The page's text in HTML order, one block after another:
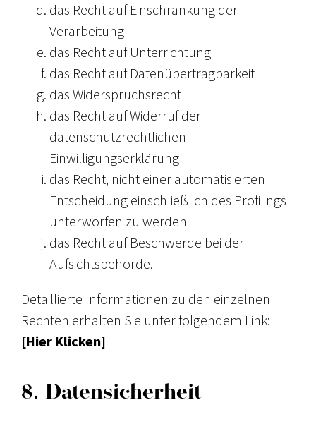
das Recht auf Einschränkung der
Verarbeitung
das Recht auf Unterrichtung
das Recht auf Datenübertragbarkeit
das Widerspruchsrecht
das Recht auf Widerruf der
datenschutzrechtlichen
Einwilligungserklärung
das Recht, nicht einer automatisierten
Entscheidung einschließlich des Profilings
unterworfen zu werden
das Recht auf Beschwerde bei der
Aufsichtsbehörde.
Detaillierte Informationen zu den einzelnen
Rechten erhalten Sie unter folgendem Link:
[Hier Klicken]
8. Datensicherheit